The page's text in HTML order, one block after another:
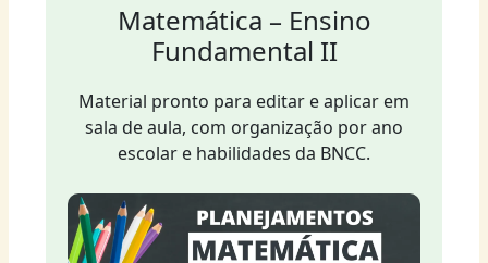
Matemática – Ensino
Fundamental II
Material pronto para editar e aplicar em
sala de aula, com organização por ano
escolar e habilidades da BNCC.